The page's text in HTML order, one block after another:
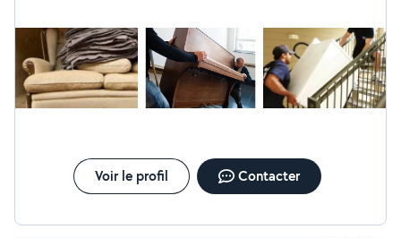
Voir le profil Contacter